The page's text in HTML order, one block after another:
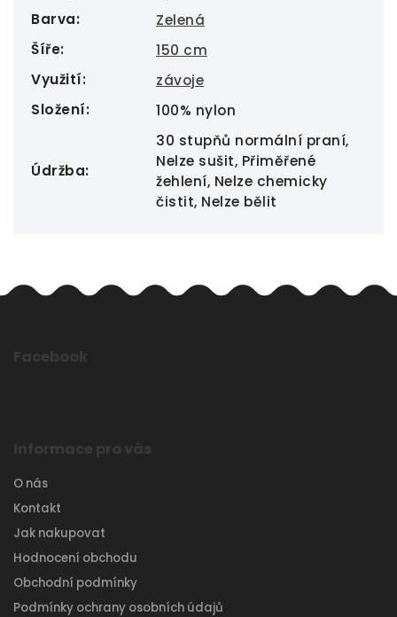
Barva:
Zelená
Šíře:
150 cm
Využití:
závoje
Složení: 100% nylon
Údržba:
30 stupňů normální praní,
Nelze sušit, Přiměřené
žehlení, Nelze chemicky
čistit, Nelze bělit
Facebook
Informace pro vás
O nás
Kontakt
Jak nakupovat
Hodnocení obchodu
Obchodní podmínky
Podmínky ochrany osobních údajů